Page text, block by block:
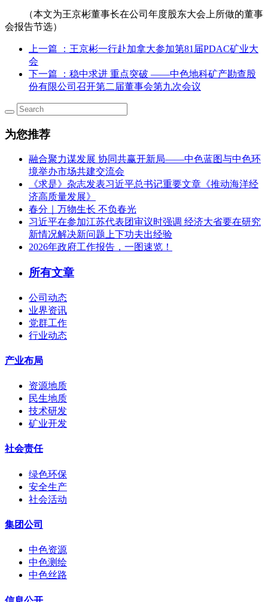
（本文为王京彬董事长在公司年度股东大会上所做的董事
会报告节选）
上一篇
：王京彬一行赴加拿大参加第81届PDAC矿业大
会
下一篇
：稳中求进 重点突破 ——中色地科矿产勘查股
份有限公司召开第二届董事会第九次会议
为您推荐
融合聚力谋发展 协同共赢开新局——中色蓝图与中色环
境举办市场共建交流会
《求是》杂志发表习近平总书记重要文章《推动海洋经
济高质量发展》
春分｜万物生长 不负春光
习近平在参加江苏代表团审议时强调 经济大省要在研究
新情况解决新问题上下功夫出经验
2026年政府工作报告，一图速览！
所有文章
公司动态
业界资讯
党群工作
行业动态
产业布局
资源地质
民生地质
技术研发
矿业开发
社会责任
绿色环保
安全生产
社会活动
集团公司
中色资源
中色测绘
中色丝路